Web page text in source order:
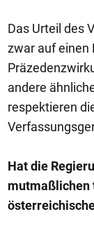
Das Urteil des
zwar auf einen
andere
respektieren
Hat die
mutmaßlichen